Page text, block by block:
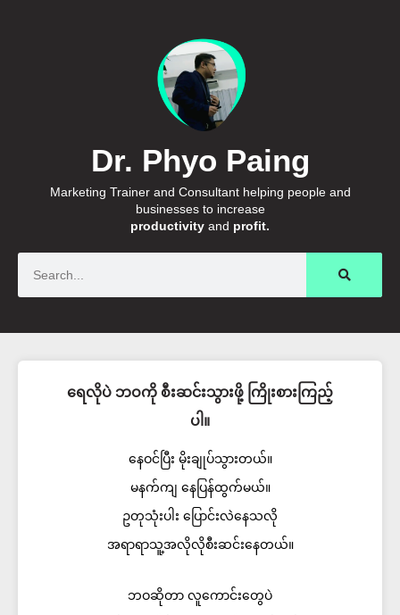
Dr. Phyo Paing
Marketing Trainer and Consultant helping people and
businesses to increase
productivity and profit.
ရေလိုပဲ ဘဝကို စီးဆင်းသွားဖို့ ကြိုးစားကြည့်
ပါ။
နေဝင်ပြီး မိုးချုပ်သွားတယ်။
မနက်ကျ နေပြန်ထွက်မယ်။
ဥတုသုံးပါး ပြောင်းလဲနေသလို
အရာရာသူ့အလိုလိုစီးဆင်းနေတယ်။
ဘဝဆိုတာ လူကောင်းတွေပဲ